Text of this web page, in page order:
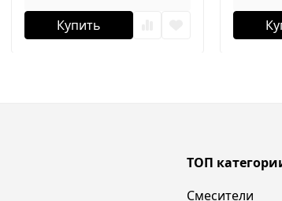
Купить
ТОП
Смесители